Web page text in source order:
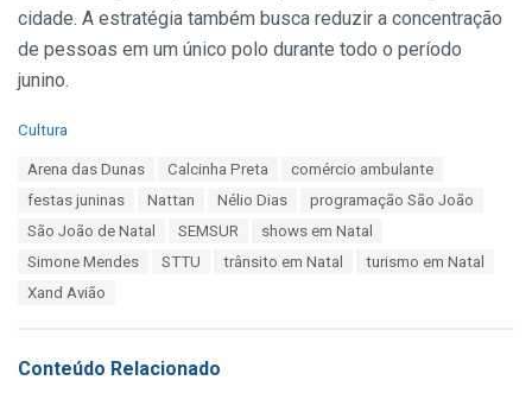
cidade. A estratégia também busca reduzir a concentração
de pessoas em um único polo durante todo o período
junino.
C
Cultura
Arena das Dunas Calcinha Preta
comércio ambulante
festas juninas
Nattan Nélio Dias
programação São João
São João de Natal
SEMSUR
shows em Natal
Simone Mendes
STTU trânsito em Natal
turismo em Natal
Xand Avião
Conteúdo Relacionado